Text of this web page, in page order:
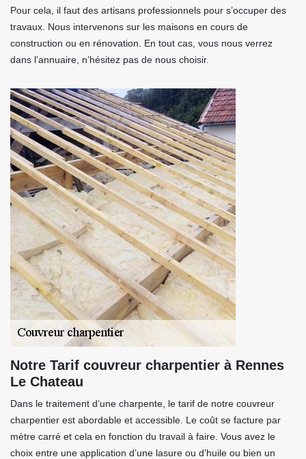
Pour cela, il faut des artisans professionnels pour s’occuper des
travaux. Nous intervenons sur les maisons en cours de
construction ou en rénovation. En tout cas, vous nous verrez
dans l’annuaire, n’hésitez pas de nous choisir.
Notre Tarif couvreur charpentier à Rennes
Le Chateau
Dans le traitement d’une charpente, le tarif de notre couvreur
charpentier est abordable et accessible. Le coût se facture par
mètre carré et cela en fonction du travail à faire. Vous avez le
choix entre une application d’une lasure ou d’huile ou bien un